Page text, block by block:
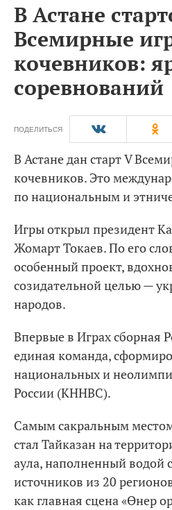
В Астане
Всемирные
кочевников:
соревнований
ПОДЕЛИТЬСЯ
В Астане дан старт V
кочевников. Это
по национальным и
Игры открыл президент
Жомарт Токаев. По его
особенный проект,
созидательной целью —
народов.
Впервые в Играх сборная
единая команда,
национальных и
России (КННВС).
Самым сакральным
стал Тайказан на
аула, наполненный водой
источников из 20
как главная сцена «Өнер